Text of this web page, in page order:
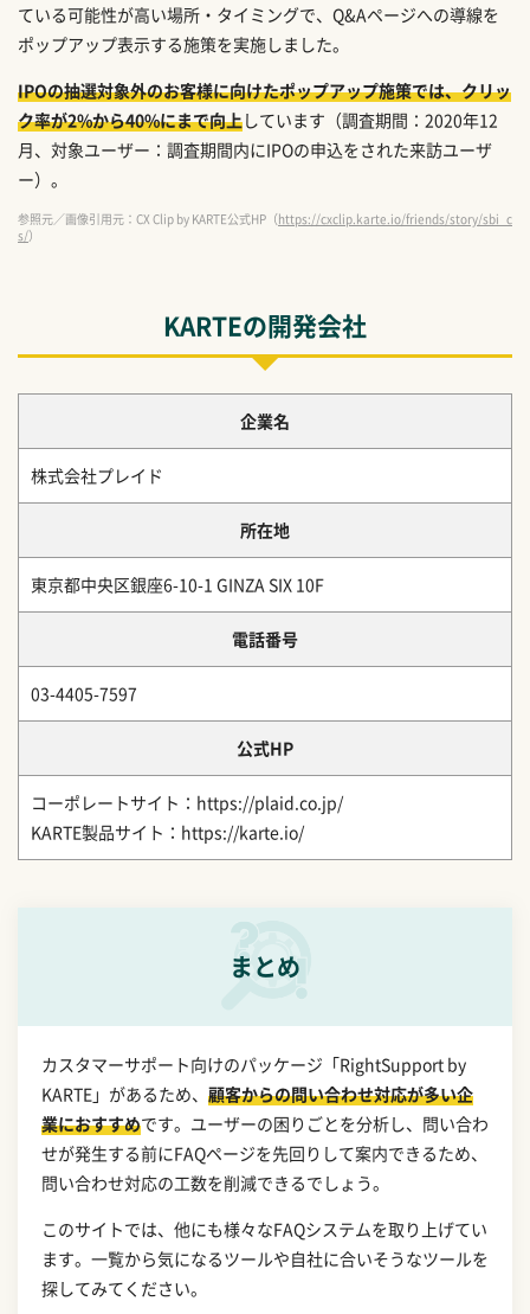
ている可能性が高い場所・タイミングで、Q&Aページへの導線を
ポップアップ表示する施策を実施しました。
IPOの抽選対象外のお客様に向けたポップアップ施策では、クリッ
ク率が2%から40%にまで向上しています（調査期間：2020年12
月、対象ユーザー：調査期間内にIPOの申込をされた来訪ユーザ
ー）。
参照元／画像引用元：CX Clip by KARTE公式HP（https://cxclip.karte.io/friends/story/sbi_c
s/）
KARTEの開発会社
企業名
株式会社プレイド
所在地
東京都中央区銀座6-10-1 GINZA SIX 10F
電話番号
03-4405-7597
公式HP
コーポレートサイト：https://plaid.co.jp/
KARTE製品サイト：https://karte.io/
まとめ
カスタマーサポート向けのパッケージ「RightSupport by
KARTE」があるため、 顧客からの問い合わせ対応が多い企
業におすすめです。ユーザーの困りごとを分析し、問い合わ
せが発生する前にFAQページを先回りして案内できるため、
問い合わせ対応の工数を削減できるでしょう。
このサイトでは、他にも様々なFAQシステムを取り上げてい
ます。一覧から気になるツールや自社に合いそうなツールを
探してみてください。